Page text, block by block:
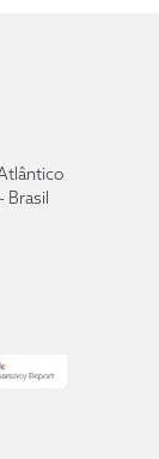
Brasil